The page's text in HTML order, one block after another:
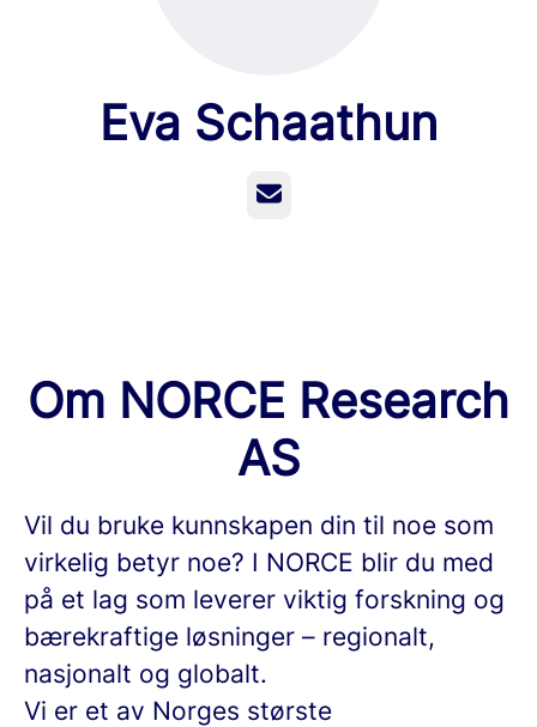
Eva Schaathun
E-post
Om NORCE Research
AS
Vil du bruke kunnskapen din til noe som
virkelig betyr noe? I NORCE blir du med
på et lag som leverer viktig forskning og
bærekraftige løsninger – regionalt,
nasjonalt og globalt.
Vi er et av Norges største